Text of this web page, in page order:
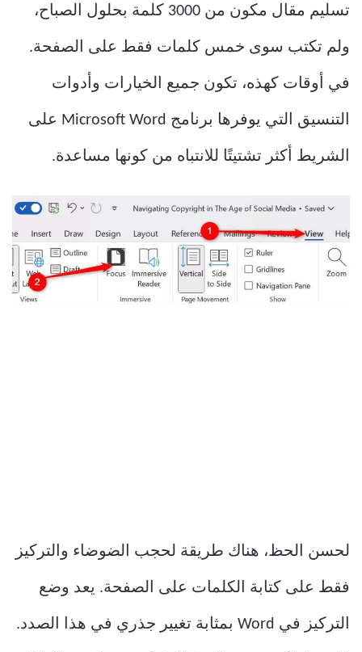
تسليم مقال مكون من 3000 كلمة بحلول الصباح،
ولم تكتب سوى خمس كلمات فقط على الصفحة.
في أوقات كهذه، تكون جميع الخيارات وأدوات
التنسيق التي يوفرها برنامج Microsoft Word على
الشريط أكثر تشتيتًا للانتباه من كونها مساعدة.
لحسن الحظ، هناك طريقة لحجب الضوضاء والتركيز
فقط على كتابة الكلمات على الصفحة. يعد وضع
التركيز في Word بمثابة تغيير جذري في هذا الصدد.